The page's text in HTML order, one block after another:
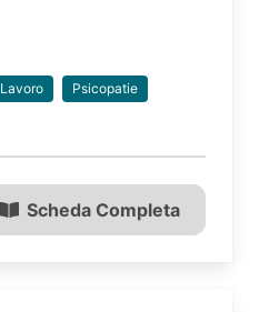
Lavoro Psicopatie
Scheda Completa